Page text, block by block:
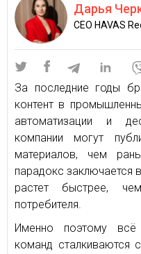
Дарья
CEO HAVAS
За последние годы
контент в
автоматизации и
компании могут
материалов, чем
парадокс заключается
растет быстрее,
потребителя.
Именно поэтому всё
команд